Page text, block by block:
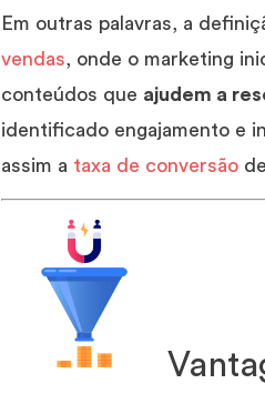
Em outras palavras, a
vendas, onde o marketing
conteúdos que ajudem a
identificado engajamento e
assim a taxa de conversão